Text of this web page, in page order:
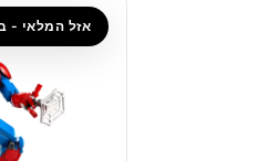
אזל המלאי -